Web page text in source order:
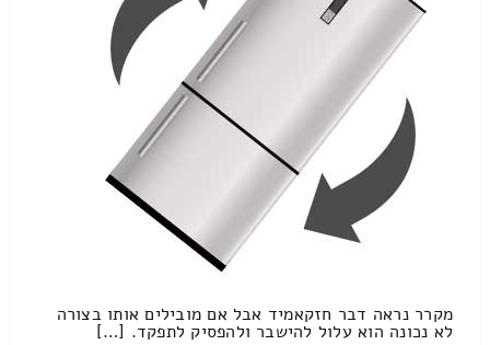
מקרר נראה דבר חזקאמיד אבל אם מובילים אותו בצורה
לא נכונה הוא עלול להישבר ולהפסיק לתפקד. […]